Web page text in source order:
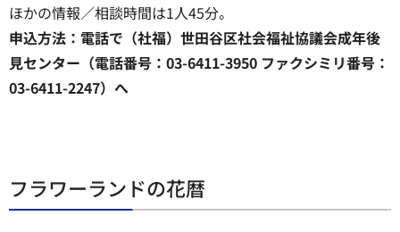
ほかの情報／相談時間は1人45分。
申込方法：電話で（社福）世田谷区社会福祉協議会成年後
見センター（電話番号：03-6411-3950 ファクシミリ番号：
03-6411-2247）へ
フラワーランドの花暦